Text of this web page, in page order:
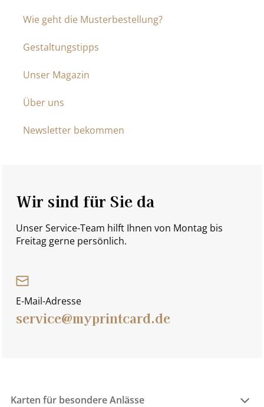
Wie geht die Musterbestellung?
Gestaltungstipps
Unser Magazin
Über uns
Newsletter bekommen
Wir sind für Sie da
Unser Service-Team hilft Ihnen von Montag bis
Freitag gerne persönlich.
E-Mail-Adresse
service@myprintcard.de
Karten für besondere Anlässe